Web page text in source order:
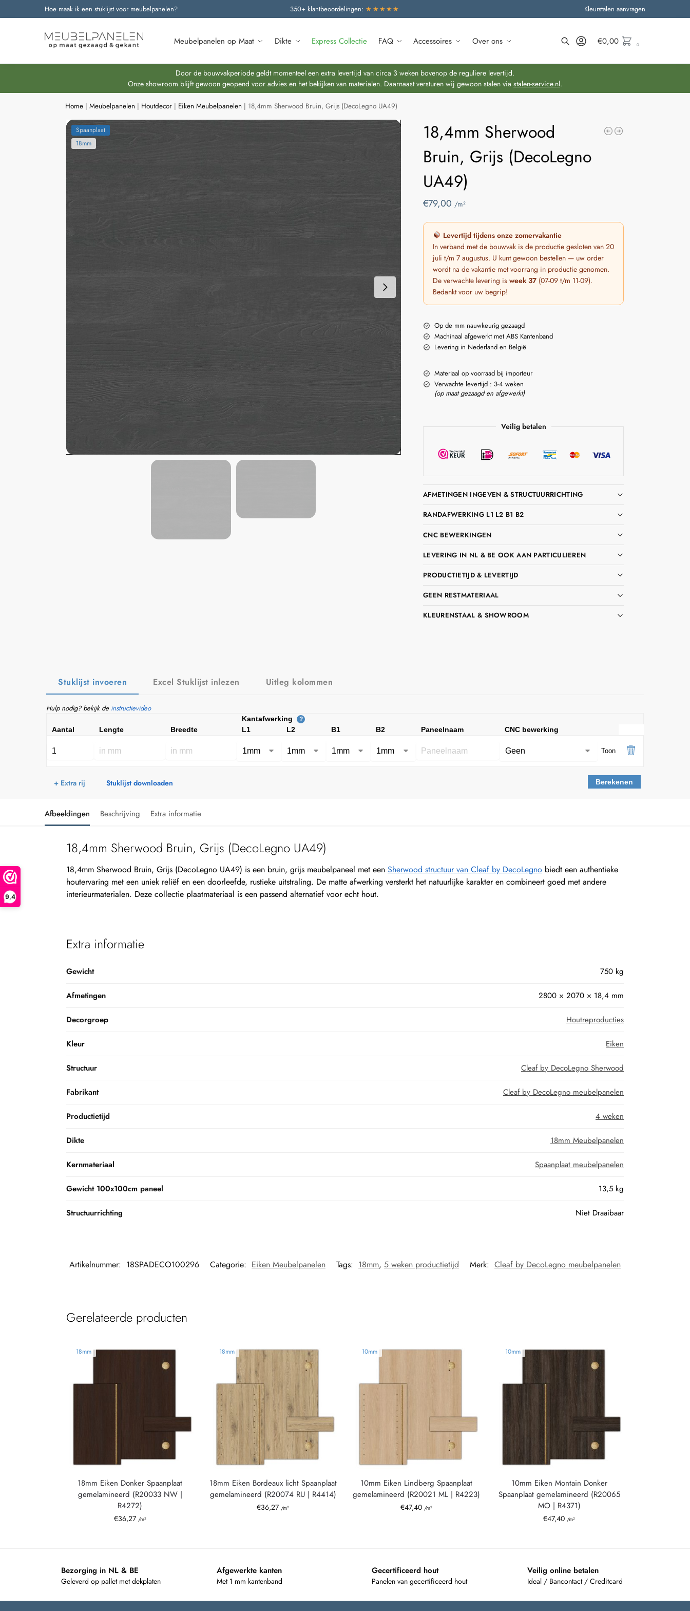
9,4
Hoe maak ik een stuklijst voor meubelpanelen? 350+ klantbeoordelingen: ★★★★★ Kleurstalen aanvragen
Meubelpanelen op Maat Dikte Express Collectie FAQ Accessoires Over ons
Onze nieuwste producten
€0,00 0
Door de bouwvakperiode geldt momenteel een extra levertijd van circa 3 weken bovenop de reguliere levertijd.
Onze showroom blijft gewoon geopend voor advies en het bekijken van materialen. Daarnaast versturen wij gewoon stalen via stalen-service.nl.
Home |Meubelpanelen | Houtdecor | Eiken Meubelpanelen | 18,4mm Sherwood Bruin, Grijs (DecoLegno UA49)
Spaanplaat
18mm
18,4mm Sherwood
Bruin, Grijs (DecoLegno
UA49)
€79,00 /m²
Levertijd tijdens onze zomervakantie
In verband met de bouwvak is de productie gesloten van 20
juli t/m 7 augustus. U kunt gewoon bestellen — uw order
wordt na de vakantie met voorrang in productie genomen.
De verwachte levering isweek 37 (07-09 t/m 11-09).
Bedankt voor uw begrip!
Op de mm nauwkeurig gezaagd
Machinaal afgewerkt met ABS Kantenband
Levering in Nederland en België
Materiaal op voorraad bij importeur
Verwachte levertijd : 3-4 weken
(op maat gezaagd en afgewerkt)
Veilig betalen
AFMETINGEN INGEVEN & STRUCTUURRICHTING
RANDAFWERKING L1 L2 B1 B2
CNC BEWERKINGEN
LEVERING IN NL & BE OOK AAN PARTICULIEREN
PRODUCTIETIJD & LEVERTIJD
GEEN RESTMATERIAAL
KLEURENSTAAL & SHOWROOM
Stuklijst invoeren Excel Stuklijst inlezen Uitleg kolommen
Hulp nodig? bekijk de instructievideo
Kantafwerking ?
Aantal Lengte Breedte L1 L2 B1 B2 Paneelnaam CNC bewerking
Toon
+ Extra rij Stuklijst downloaden Berekenen
Afbeeldingen Beschrijving Extra informatie
18,4mm Sherwood Bruin, Grijs (DecoLegno UA49)
18,4mm Sherwood Bruin, Grijs (DecoLegno UA49) is een bruin, grijs meubelpaneel met een Sherwood structuur van Cleaf by DecoLegnobiedt een authentieke
houtervaring met een uniek reliëf en een doorleefde, rustieke uitstraling. De matte afwerking versterkt het natuurlijke karakter en combineert goed met andere
interieurmaterialen. Deze collectie plaatmateriaal is een passend alternatief voor echt hout.
Extra informatie
Gewicht 750 kg
Afmetingen 2800 × 2070 × 18,4 mm
Decorgroep Houtreproducties
Kleur Eiken
Structuur Cleaf by DecoLegno Sherwood
Fabrikant Cleaf by DecoLegno meubelpanelen
Productietijd 4 weken
Dikte 18mm Meubelpanelen
Kernmateriaal Spaanplaat meubelpanelen
Gewicht 100x100cm paneel 13,5 kg
Structuurrichting Niet Draaibaar
Artikelnummer: 18SPADECO100296 Categorie: Eiken Meubelpanelen Tags: 18mm, 5 weken productietijd Merk: Cleaf by DecoLegno meubelpanelen
Gerelateerde producten
18mm
18mm Eiken Donker Spaanplaat
gemelamineerd (R20033 NW |
R4272)
€36,27 /m²
18mm
18mm Eiken Bordeaux licht Spaanplaat
gemelamineerd (R20074 RU | R4414)
€36,27 /m²
10mm
10mm Eiken Lindberg Spaanplaat
gemelamineerd (R20021 ML | R4223)
€47,40 /m²
10mm
10mm Eiken Montain Donker
Spaanplaat gemelamineerd (R20065
MO | R4371)
€47,40 /m²
Bezorging in NL & BE
Geleverd op pallet met dekplaten
Afgewerkte kanten
Met 1 mm kantenband
Gecertificeerd hout
Panelen van gecertificeerd hout
Veilig online betalen
Ideal / Bancontact / Creditcard